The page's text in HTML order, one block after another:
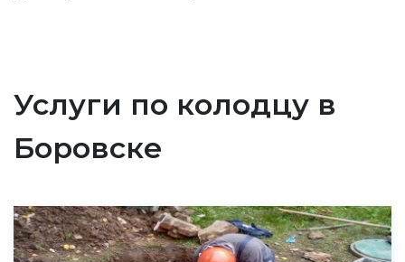
Услуги по колодцу в
Боровске